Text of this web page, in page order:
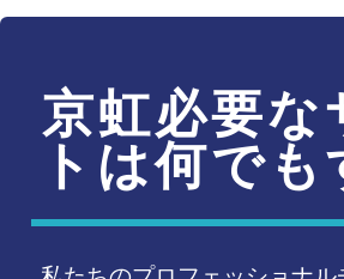
京虹必要な
トは何でも